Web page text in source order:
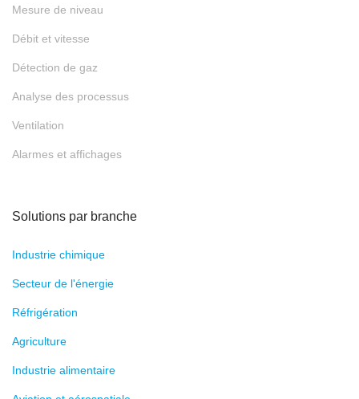
Mesure de niveau
Débit et vitesse
Détection de gaz
Analyse des processus
Ventilation
Alarmes et affichages
Solutions par branche
Industrie chimique
Secteur de l'énergie
Réfrigération
Agriculture
Industrie alimentaire